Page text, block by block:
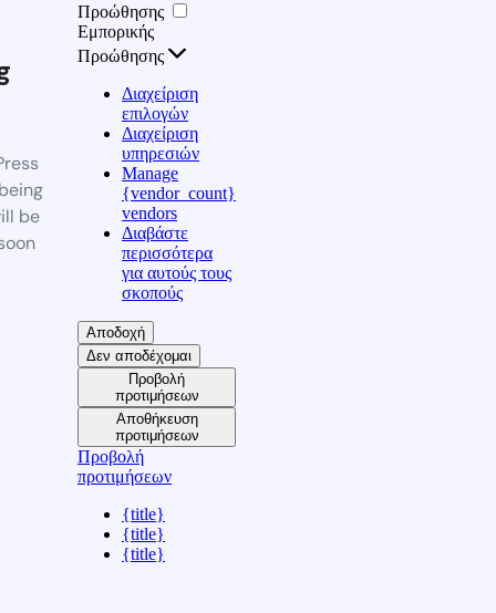
be
Προώθησης
Εμπορικής
Προώθησης
Διαχείριση
επιλογών
Διαχείριση
υπηρεσιών
Manage
{vendor_count}
vendors
Διαβάστε
περισσότερα
για αυτούς τους
σκοπούς
Αποδοχή
Δεν αποδέχομαι
Προβολή
προτιμήσεων
Αποθήκευση
προτιμήσεων
Προβολή
προτιμήσεων
{title}
{title}
{title}